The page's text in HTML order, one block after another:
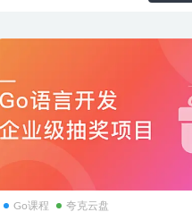
Go课程 夸克云盘